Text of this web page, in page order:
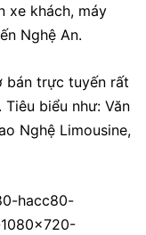
xe khách, máy
Nghệ An.
bán trực tuyến rất
biểu như: Văn
Nghệ Limousine,